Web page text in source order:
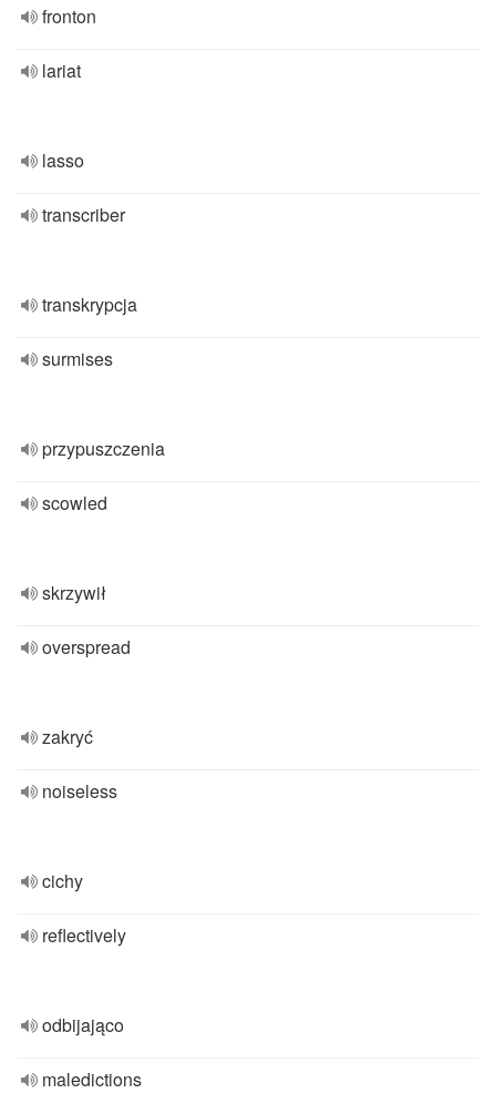
fronton
lariat
lasso
transcriber
transkrypcja
surmises
przypuszczenia
scowled
skrzywił
overspread
zakryć
noiseless
cichy
reflectively
odbijająco
maledictions